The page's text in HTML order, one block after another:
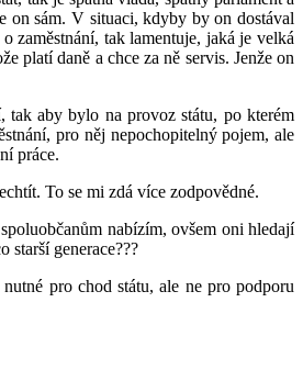
on sám. V situaci, kdyby by on dostával
zaměstnání, tak lamentuje, jaká je velká
platí daně a chce za ně servis. Jenže on
tak aby bylo na provoz státu, po kterém
pro něj nepochopitelný pojem, ale
práce.
To se mi zdá více zodpovědné.
nabízím, ovšem oni hledají
starší generace???
pro chod státu, ale ne pro podporu